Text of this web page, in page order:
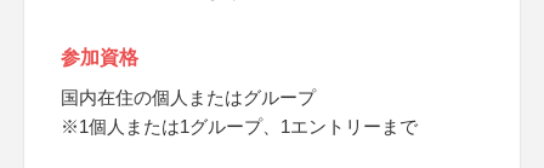
参加資格
国内在住の個人またはグループ
※1個人または1グループ、1エントリーまで